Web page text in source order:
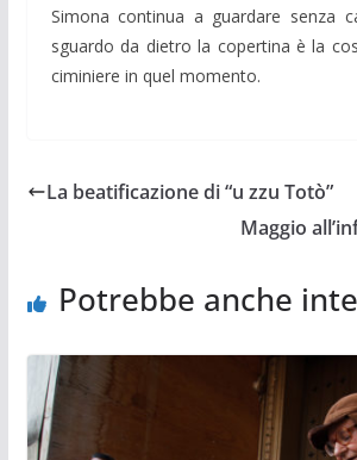
Simona continua a guardare senza
sguardo da dietro la copertina è la
ciminiere in quel momento.
La beatificazione di “u zzu Totò”
Maggio
Potrebbe anche